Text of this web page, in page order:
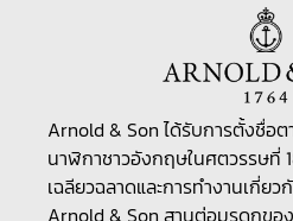
Arnold & Son ได้รับการตั้งชื่อ
นาฬิกาชาวอังกฤษในศตวรรษที่
เฉลียวฉลาดและการทำงานเกี่ย
Arnold & Son สานต่อมรดกของ